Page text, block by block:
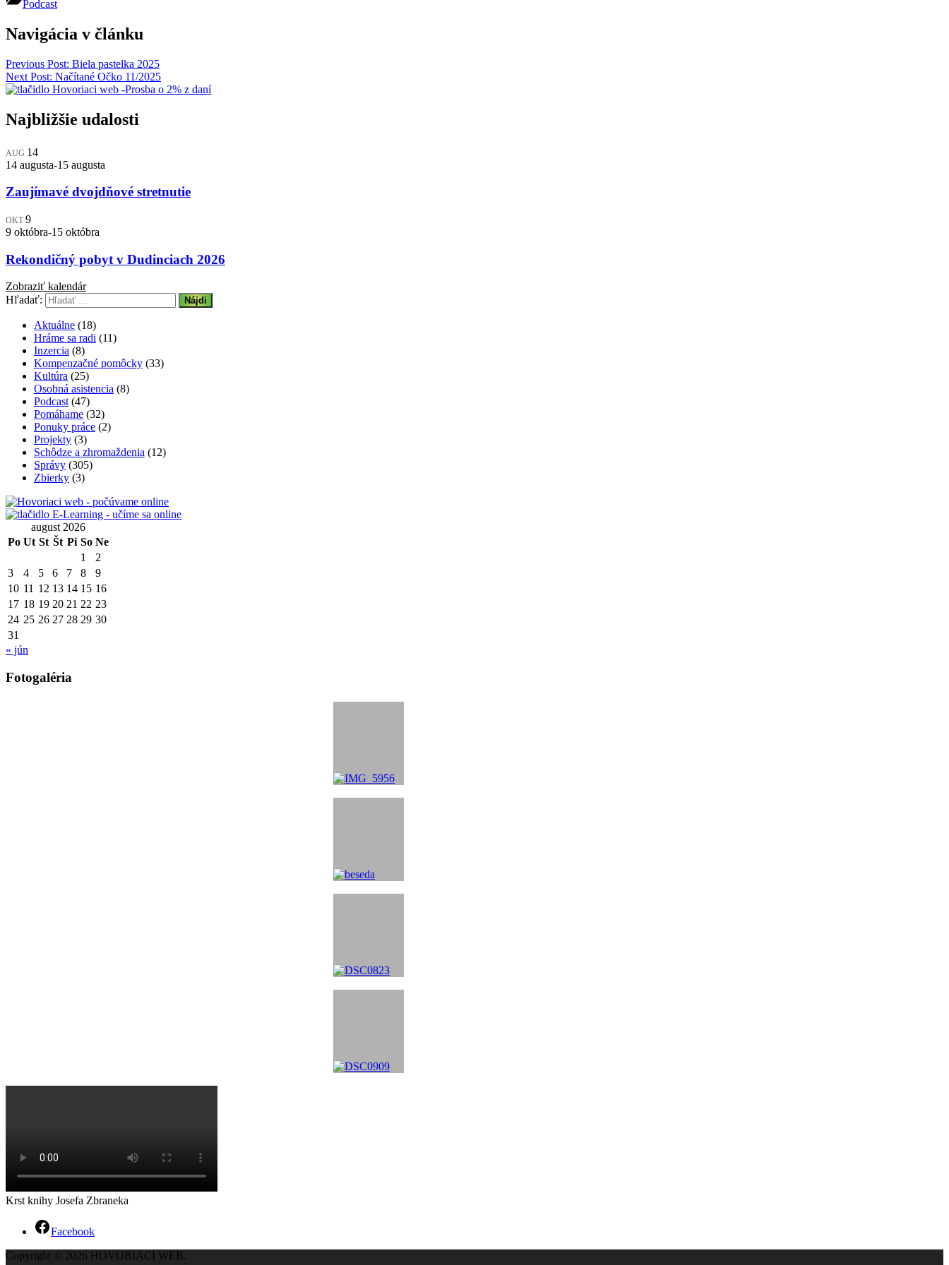
Podcast
Navigácia v článku
Previous Post: Biela pastelka 2025
Next Post: Načítané Očko 11/2025
Najbližšie udalosti
AUG 14
14 augusta-15 augusta
Zaujímavé dvojdňové stretnutie
OKT 9
9 októbra-15 októbra
Rekondičný pobyt v Dudinciach 2026
Zobraziť kalendár
Hľadať:
Aktuálne (18)
Hráme sa radi (11)
Inzercia (8)
Kompenzačné pomôcky (33)
Kultúra (25)
Osobná asistencia (8)
Podcast(47)
Pomáhame (32)
Ponuky práce (2)
Projekty (3)
Schôdze a zhromaždenia (12)
Správy (305)
Zbierky (3)
august 2026
Po Ut St Št Pi So Ne
1
2
3
4 5 6 7 8
9
10 11 12 13 14 15 16
17 18 19 20 21 22 23
24 25 26 27 28 29 30
31
« jún
Fotogaléria
Krst knihy Josefa Zbraneka
Facebook
Copyright © 2026 HOVORIACI WEB.